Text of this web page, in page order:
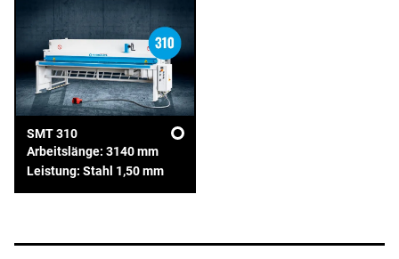
SMT 310
Arbeitslänge: 3140 mm
Leistung: Stahl 1,50 mm